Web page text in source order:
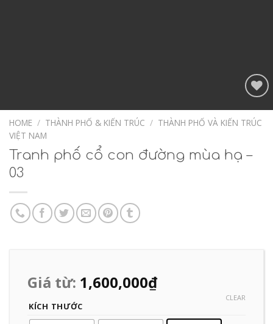
Add to
Wishlist
HOME / THÀNH PHỐ & KIẾN TRÚC / THÀNH PHỐ VÀ KIẾN TRÚC
VIỆT NAM
Tranh phố cổ con đường mùa hạ –
03
Giá từ: 1,600,000₫
KÍCH THƯỚC
CLEAR